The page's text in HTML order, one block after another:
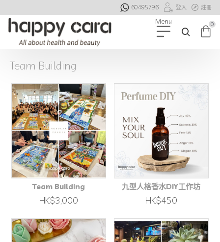
60495796 登入 註冊
0
Team Building
Team Building
HK$3,000
九型人格香水DIY工作坊
HK$450